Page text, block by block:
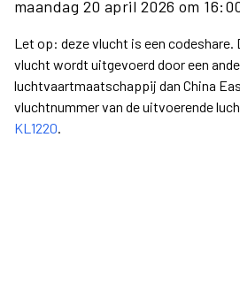
maandag 20 april 2026 om
Let op: deze vlucht is een codeshare.
vlucht wordt uitgevoerd door een
luchtvaartmaatschappij dan China
vluchtnummer van de uitvoerende
KL1220.